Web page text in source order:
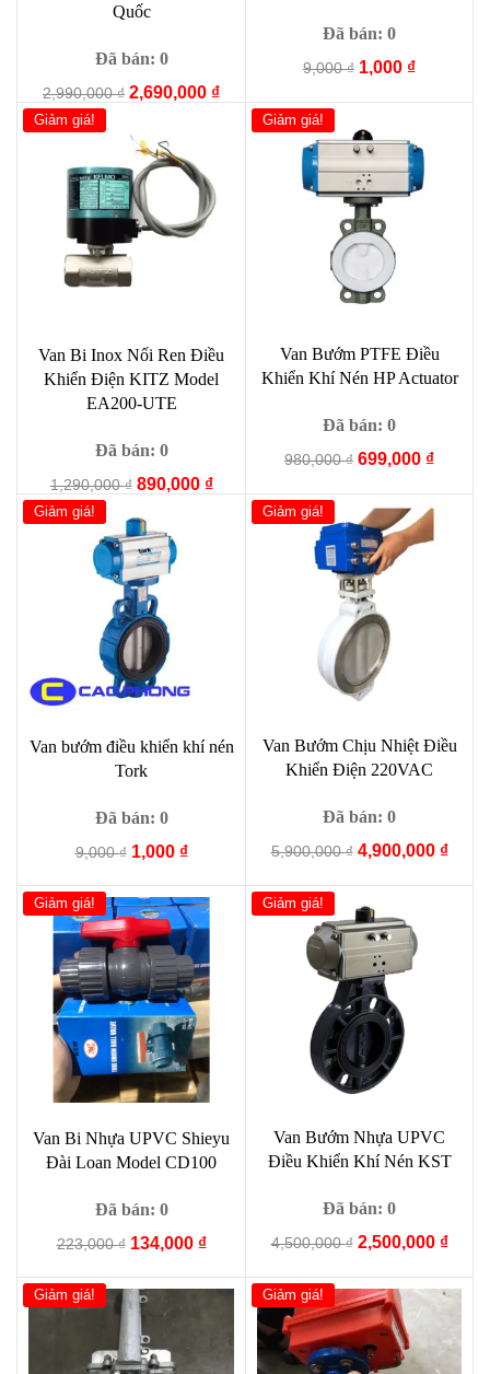
Quốc
Đã bán: 0
2,990,000₫ Giá
là:
2,990,000 ₫.
2,690,000 ₫Giá
hiện
2,690,000 ₫.
Đã bán: 0
9,000₫ Giá
9,000 ₫.
1,000 ₫Giá
1,000 ₫.
Giảm giá!
Van Bi Inox Nối Ren Điều
Khiển Điện KITZ Model
EA200-UTE
Đã bán: 0
1,290,000₫ Giá
là:
1,290,000 ₫.
890,000 ₫Giá
Giảm giá!
Van Bướm PTFE Điều
Khiển Khí Nén HP Actuator
Đã bán: 0
980,000₫ Giá
là:
980,000 ₫.
699,000 ₫Giá
tại
Giảm giá!
Van bướm điều khiển khí nén
Tork
Đã bán: 0
9,000₫ Giá
là:
9,000 ₫.
1,000 ₫Giá
tại
là:
1,000 ₫.
Giảm giá!
Van Bướm Chịu Nhiệt Điều
Khiển Điện 220VAC
Đã bán: 0
5,900,000₫ Giá
5,900,000 ₫.
4,900,000 ₫Giá
Giảm giá!
Van Bi Nhựa UPVC Shieyu
Đài Loan Model CD100
Đã bán: 0
223,000₫ Giá
là:
223,000 ₫.
134,000 ₫Giá
tại
134,000 ₫.
Giảm giá!
Van Bướm Nhựa UPVC
Điều Khiển Khí Nén KST
Đã bán: 0
4,500,000₫ Giá
là:
4,500,000 ₫.
2,500,000 ₫Giá
tại
là:
Giảm giá! Giảm giá!